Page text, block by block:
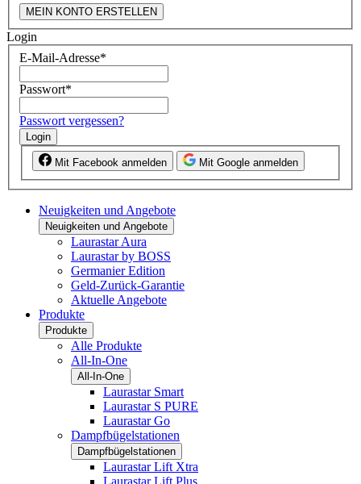
MEIN KONTO ERSTELLEN
Login
E-Mail-Adresse*
Passwort*
Passwort vergessen?
Login
Mit Facebook anmelden Mit Google anmelden
Neuigkeiten und Angebote
Neuigkeiten und Angebote
Laurastar Aura
Laurastar by BOSS
Germanier Edition
Geld-Zurück-Garantie
Aktuelle Angebote
Produkte
Produkte
Alle Produkte
All-In-One
All-In-One
Laurastar Smart
Laurastar S PURE
Laurastar Go
Dampfbügelstationen
Dampfbügelstationen
Laurastar Lift Xtra
Laurastar Lift Plus